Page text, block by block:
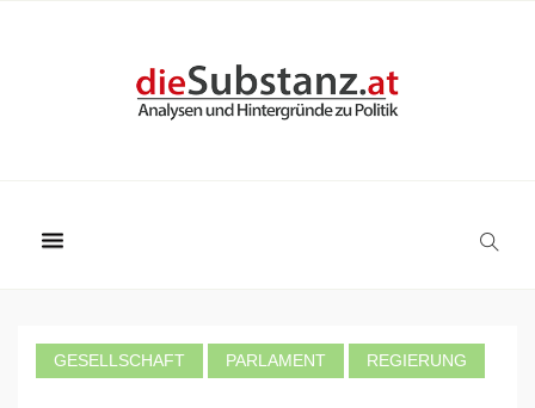
GESELLSCHAFT PARLAMENT REGIERUNG